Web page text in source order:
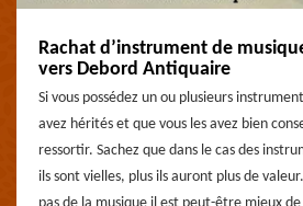
Rachat d’instrument de
vers Debord Antiquaire
Si vous possédez un ou plusieurs
avez hérités et que vous les avez bien
ressortir. Sachez que dans le cas des
ils sont vielles, plus ils auront plus de